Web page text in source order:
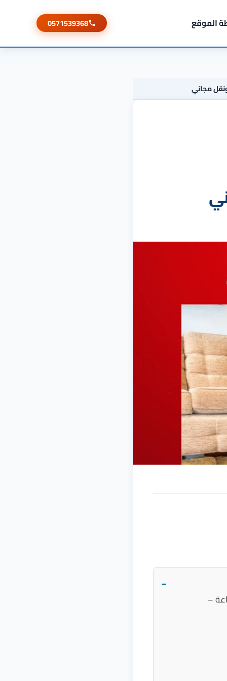
الموقع 0571539368
−
| المثالي: الأعلى تقييماً لأثاثك في 24 ساعة –